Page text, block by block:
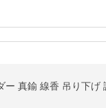
真鍮 線香 吊り下